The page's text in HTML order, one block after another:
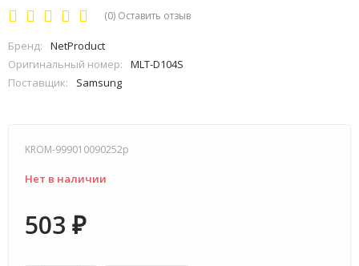
(0) Оставить отзыв
Бренд:
NetProduct
Оригинальный номер:
MLT-D104S
Поставщик:
Samsung
KROM-999010090252p
Нет в наличии
503 ₽